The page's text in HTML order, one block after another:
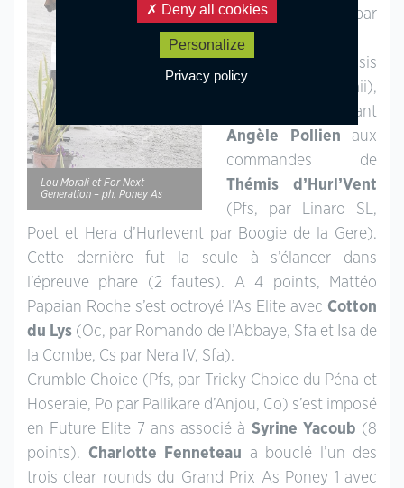
Lou Morali et For Next
Generation – ph. Poney As
Mylana
(Oep, par
Emmickhoven’s
Diego SL, Nf et Isis
par Orchid’s Deamii),
4 points devant
Angèle Pollien aux
commandes de
Thémis d’Hurl’Vent
(Pfs, par Linaro SL,
Poet et Hera d’Hurlevent par Boogie de la Gere).
Cette dernière fut la seule à s’élancer dans
l’épreuve phare (2 fautes). A 4 points, Mattéo
Papaian Roche s’est octroyé l’As Elite avec Cotton
du Lys (Oc, par Romando de l’Abbaye, Sfa et Isa de
la Combe, Cs par Nera IV, Sfa).
Crumble Choice (Pfs, par Tricky Choice du Péna et
Hoseraie, Po par Pallikare d’Anjou, Co) s’est imposé
en Future Elite 7 ans associé à Syrine Yacoub (8
points). Charlotte Fenneteau a bouclé l’un des
trois clear rounds du Grand Prix As Poney 1 avec
Deny all cookies
Personalize
Privacy policy